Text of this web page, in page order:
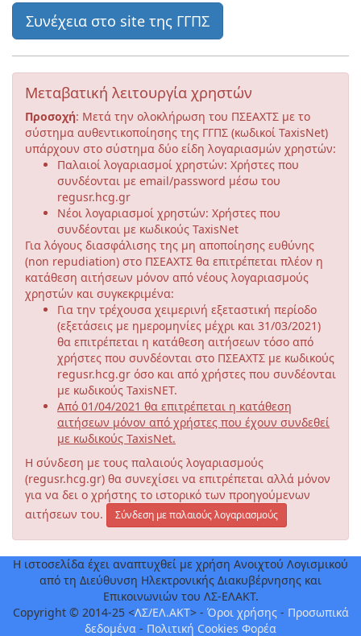
Μεταβατική λειτουργία χρηστών
Προσοχή: Μετά την ολοκλήρωση του ΠΣΕΑΧΤΣ με το
σύστημα αυθεντικοποίησης της ΓΓΠΣ (κωδικοί TaxisNet)
υπάρχουν στο σύστημα δύο είδη λογαριασμών χρηστών:
Παλαιοί λογαριασμοί χρηστών: Χρήστες που
συνδέονται με email/password μέσω του
regusr.hcg.gr
Νέοι λογαριασμοί χρηστών: Χρήστες που
συνδέονται με κωδικούς TaxisNet
Για λόγους διασφάλισης της μη αποποίησης ευθύνης
(non repudiation) στο ΠΣΕΑΧΤΣ θα επιτρέπεται πλέον η
κατάθεση αιτήσεων μόνον από νέους λογαριασμούς
χρηστών και συγκεκριμένα:
Για την τρέχουσα χειμερινή εξεταστική περίοδο
(εξετάσεις με ημερομηνίες μέχρι και 31/03/2021)
θα επιτρέπεται η κατάθεση αιτήσεων τόσο από
χρήστες που συνδέονται στο ΠΣΕΑΧΤΣ με κωδικούς
regusr.hcg.gr όσο και από χρήστες που συνδέονται
με κωδικούς TaxisNET.
Από 01/04/2021 θα επιτρέπεται η κατάθεση
αιτήσεων μόνον από χρήστες που έχουν συνδεθεί
με κωδικούς TaxisNet.
Η σύνδεση με τους παλαιούς λογαριασμούς
(regusr.hcg.gr) θα συνεχίσει να επιτρέπεται αλλά μόνον
για να δει ο χρήστης το ιστορικό των προηγούμενων
αιτήσεων του.
Σύνδεση με παλαιούς λογαριασμούς
Η ιστοσελίδα έχει αναπτυχθεί με χρήση Ανοιχτού Λογισμικού
από τη Διεύθυνση Ηλεκτρονικής Διακυβέρνησης και
Επικοινωνιών του ΛΣ-ΕΛΑΚΤ.
Copyright © 2014-25 <ΛΣ/ΕΛ.ΑΚΤ> - Όροι χρήσης- Προσωπικά
δεδομένα - Πολιτική Cookies Φορέα